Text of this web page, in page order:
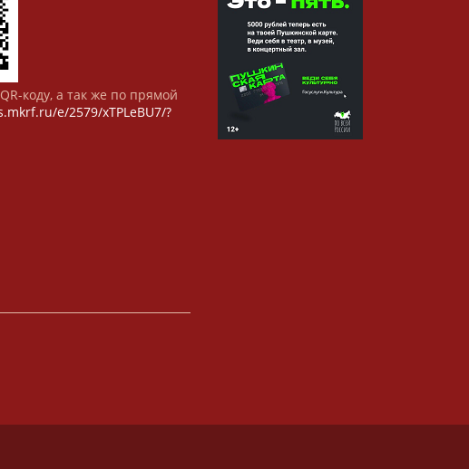
коду, а так же по прямой
e/2579/xTPLeBU7/?